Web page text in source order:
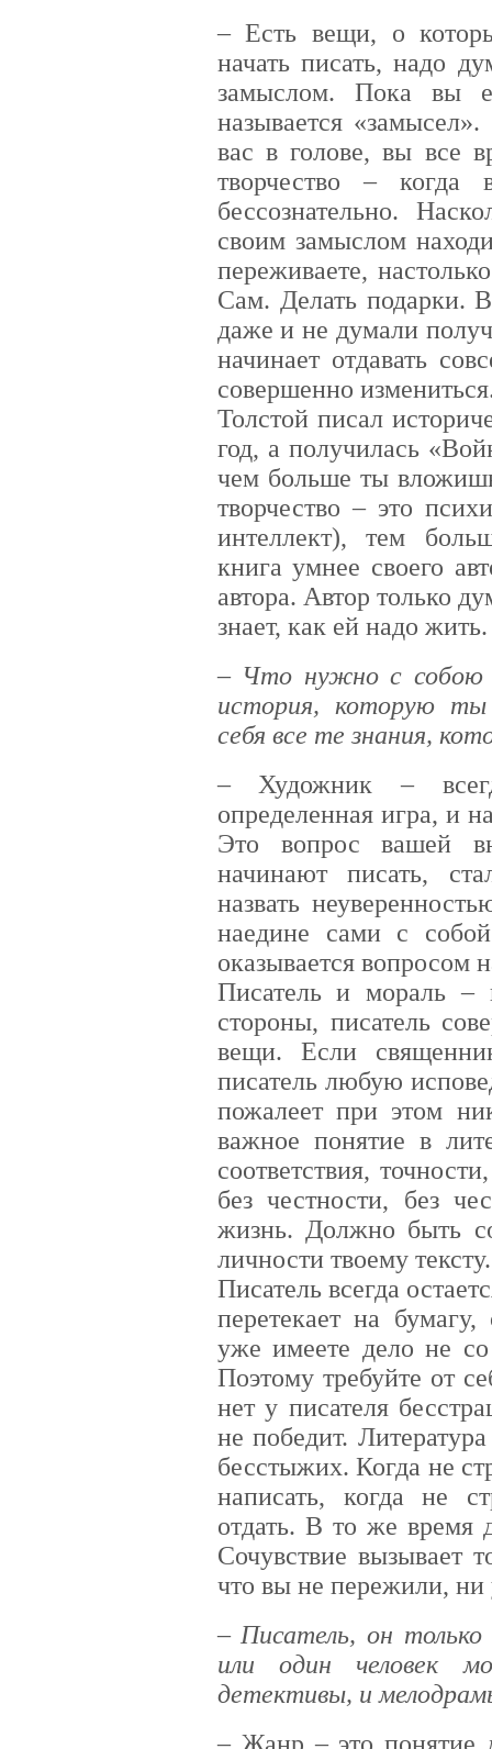
– Есть вещи, о
начать писать, надо
замыслом. Пока вы
называется
вас в голове, вы все
творчество –
бессознательно.
своим замыслом
переживаете,
Сам. Делать подарки.
даже и не думали
начинает отдавать
совершенно
Толстой писал
год, а получилась
чем больше ты
творчество – это
интеллект), тем
книга умнее своего
автора. Автор только
знает, как ей надо жить.
– Что нужно с собою
история, которую
себя все те знания,
– Художник –
определенная игра, и
Это вопрос вашей
начинают писать,
назвать
наедине сами с
оказывается вопросом
Писатель и мораль –
стороны, писатель
вещи. Если
писатель любую
пожалеет при этом
важное понятие в
соответствия,
без честности, без
жизнь. Должно быть
личности твоему
Писатель всегда
перетекает на
уже имеете дело не
Поэтому требуйте от
нет у писателя
не победит.
бесстыжих. Когда не
написать, когда не
отдать. В то же время
Сочувствие вызывает
что вы не пережили, ни
– Писатель, он
или один человек
детективы, и
– Жанр – это понятие